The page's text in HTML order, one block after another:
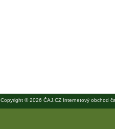
Copyright © 2026 ČAJ.CZ Internetový obchod